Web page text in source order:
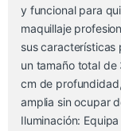
y funcional para
maquillaje
sus características
un tamaño total
cm de
amplia sin ocupar
Iluminación: